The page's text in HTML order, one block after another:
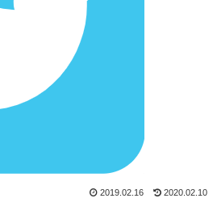
2019.02.16 2020.02.10